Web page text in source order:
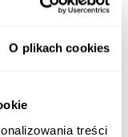
O plikach cookies
treści